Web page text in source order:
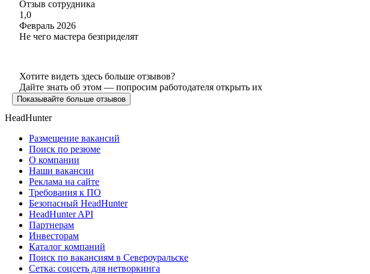
Отзыв сотрудника
1,0
Февраль 2026
Не чего мастера безприделят
Хотите видеть здесь больше отзывов?
Дайте знать об этом — попросим работодателя открыть их
Показывайте больше отзывов
HeadHunter
Размещение вакансий
Поиск по резюме
О компании
Наши вакансии
Реклама на сайте
Требования к ПО
Безопасный HeadHunter
HeadHunter API
Партнерам
Инвесторам
Каталог компаний
Поиск по вакансиям в Североуральске
Сетка: соцсеть для нетворкинга